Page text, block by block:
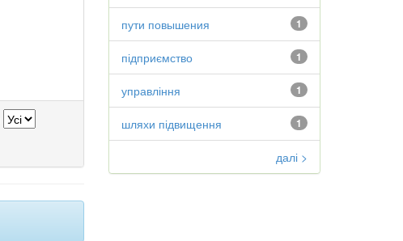
1
пути повышения
1
підприємство
1
управління
1
шляхи підвищення
далі >